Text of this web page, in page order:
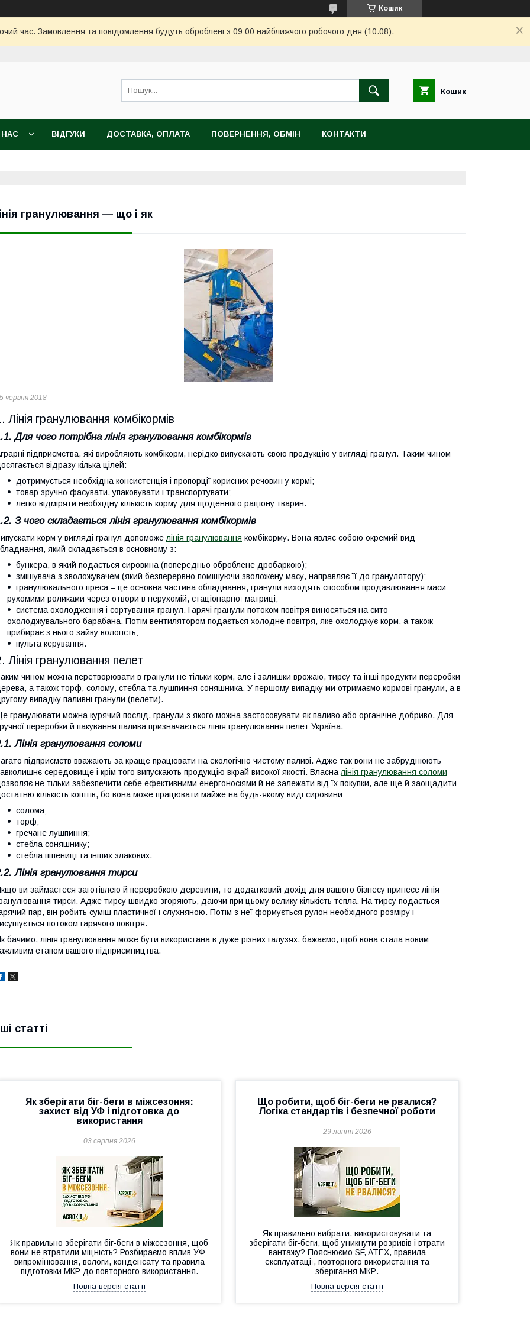
Кошик
час. Замовлення та повідомлення будуть оброблені з 09:00 найближчого робочого дня (10.08).
Кошик
ВІДГУКИ ДОСТАВКА, ОПЛАТА ПОВЕРНЕННЯ, ОБМІН КОНТАКТИ
гранулювання — що і як
червня 2018
Лінія гранулювання комбікормів
Для чого потрібна лінія гранулювання комбікормів
підприємства, які виробляють комбікорм, нерідко випускають свою продукцію у вигляді гранул. Таким чином
відразу кілька цілей:
дотримується необхідна консистенція і пропорції корисних речовин у кормі;
товар зручно фасувати, упаковувати і транспортувати;
легко відміряти необхідну кількість корму для щоденного раціону тварин.
З чого складається лінія гранулювання комбікормів
корм у вигляді гранул допоможе лінія гранулювання комбікорму. Вона являє собою окремий вид
який складається в основному з:
бункера, в який подається сировина (попередньо оброблене дробаркою);
змішувача з зволожувачем (який безперервно помішуючи зволожену масу, направляє її до гранулятору);
гранулювального преса – це основна частина обладнання, гранули виходять способом продавлювання маси
рухомими роликами через отвори в нерухомій, стаціонарної матриці;
система охолодження і сортування гранул. Гарячі гранули потоком повітря виносяться на сито
охолоджувального барабана. Потім вентилятором подається холодне повітря, яке охолоджує корм, а також
прибирає з нього зайву вологість;
пульта керування.
Лінія гранулювання пелет
чином можна перетворювати в гранули не тільки корм, але і залишки врожаю, тирсу та інші продукти переробки
а також торф, солому, стебла та лушпиння соняшника. У першому випадку ми отримаємо кормові гранули, а в
випадку паливні гранули (пелети).
гранулювати можна курячий послід, гранули з якого можна застосовувати як паливо або органічне добриво. Для
переробки й пакування палива призначається лінія гранулювання пелет Україна.
Лінія гранулювання соломи
підприємств вважають за краще працювати на екологічно чистому паливі. Адже так вони не забруднюють
середовище і крім того випускають продукцію вкрай високої якості. Власна лінія гранулювання соломи
не тільки забезпечити себе ефективними енергоносіями й не залежати від їх покупки, але ще й заощадити
кількість коштів, бо вона може працювати майже на будь-якому виді сировини:
солома;
торф;
гречане лушпиння;
стебла соняшнику;
стебла пшениці та інших злакових.
Лінія гранулювання тирси
ви займаєтеся заготівлею й переробкою деревини, то додатковий дохід для вашого бізнесу принесе лінія
тирси. Адже тирсу швидко згоряють, даючи при цьому велику кількість тепла. На тирсу подається
пар, він робить суміш пластичної і слухняною. Потім з неї формується рулон необхідного розміру і
потоком гарячого повітря.
бачимо, лінія гранулювання може бути використана в дуже різних галузях, бажаємо, щоб вона стала новим
етапом вашого підприємництва.
статті
Як зберігати біг-беги в міжсезоння:
захист від УФ і підготовка до
використання
03 серпня 2026
Як правильно зберігати біг-беги в міжсезоння, щоб
вони не втратили міцність? Розбираємо вплив УФ-
випромінювання, вологи, конденсату та правила
підготовки МКР до повторного використання.
Повна версія статті
Що робити, щоб біг-беги не рвалися?
Логіка стандартів і безпечної роботи
29 липня 2026
Як правильно вибрати, використовувати та
зберігати біг-беги, щоб уникнути розривів і втрати
вантажу? Пояснюємо SF, ATEX, правила
експлуатації, повторного використання та
зберігання МКР.
Повна версія статті